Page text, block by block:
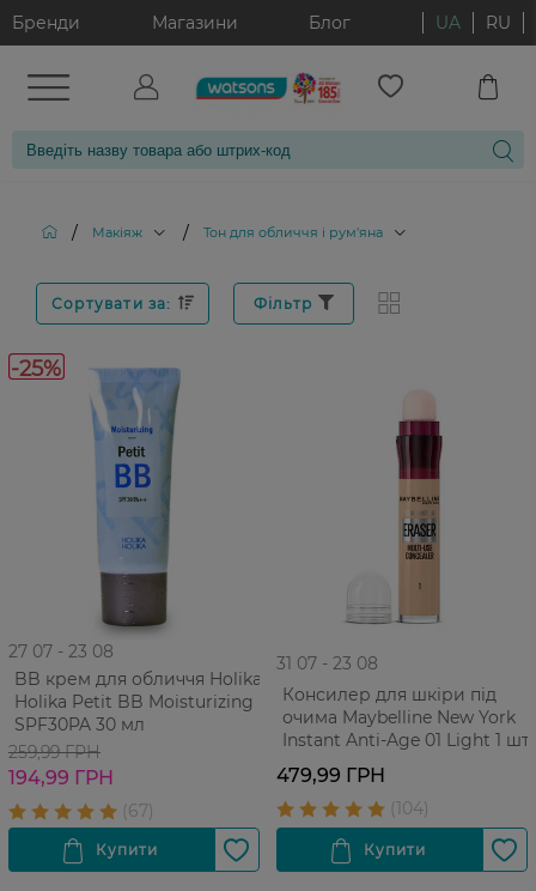
Бренди Магазини Блог UA RU
/ Макіяж / Тон для обличчя і рум'яна
Сортувати за: Фільтр
-25%
27 07 - 23 08
BB крем для обличчя Holika
Holika Petit BB Moisturizing
SPF30PA 30 мл
259,99 ГРН
194,99 ГРН
31 07 - 23 08
Консилер для шкіри під
очима Maybelline New York
Instant Anti-Age 01 Light 1 шт
479,99 ГРН